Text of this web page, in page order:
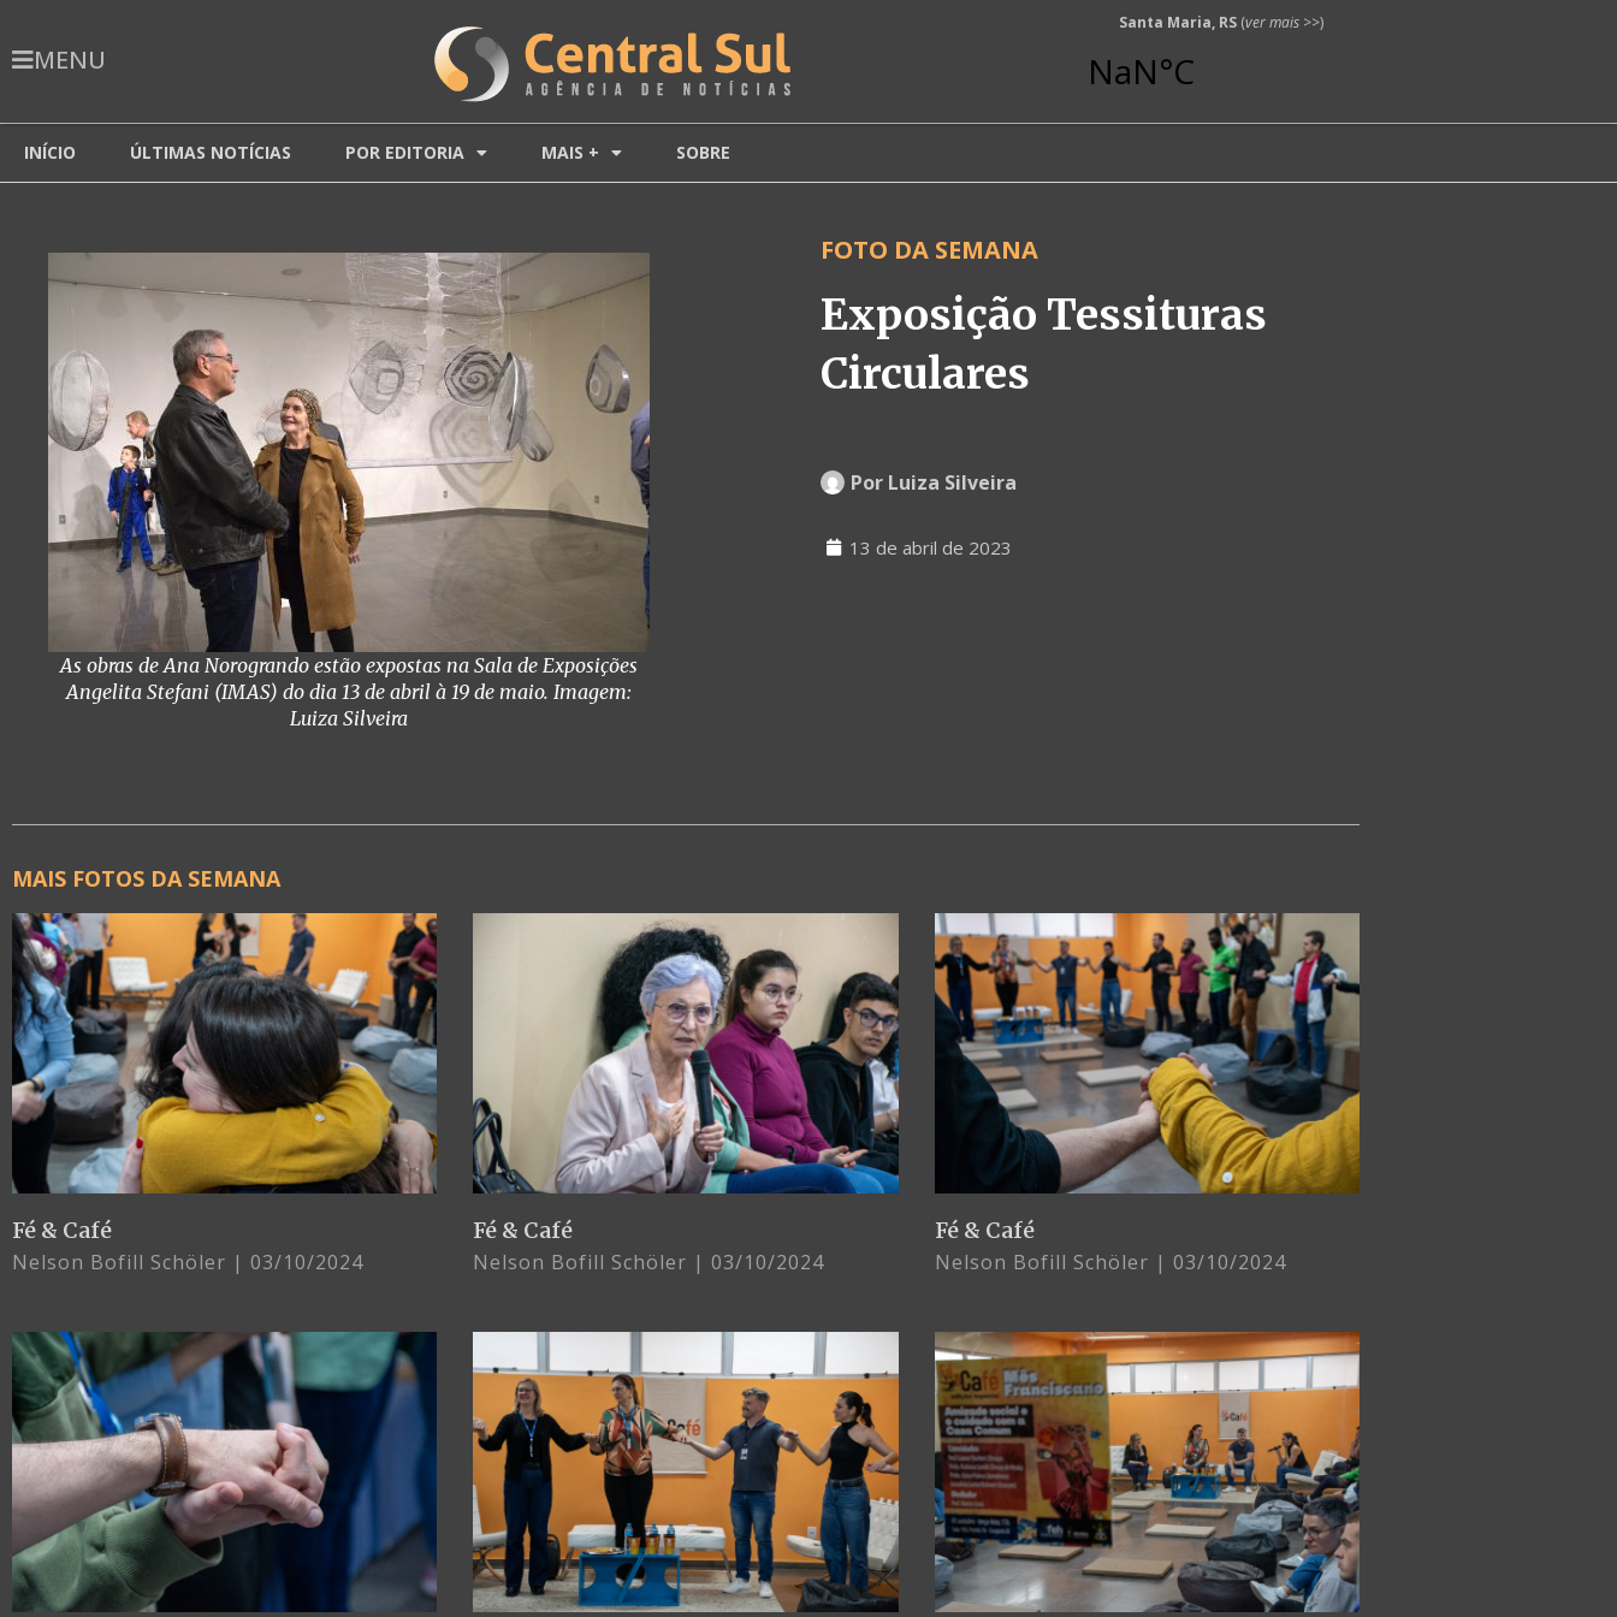
MENU
Santa Maria, RS (ver mais >>)
INÍCIO ÚLTIMAS NOTÍCIAS POR EDITORIA MAIS + SOBRE
As obras de Ana Norogrando estão expostas na Sala de Exposições
Angelita Stefani (IMAS) do dia 13 de abril à 19 de maio. Imagem:
Luiza Silveira
FOTO DA SEMANA
Exposição Tessituras
Circulares
Por Luiza Silveira
13 de abril de 2023
MAIS FOTOS DA SEMANA
Fé & Café
Nelson Bofill Schöler 03/10/2024
Fé & Café
Nelson Bofill Schöler 03/10/2024
Fé & Café
Nelson Bofill Schöler 03/10/2024